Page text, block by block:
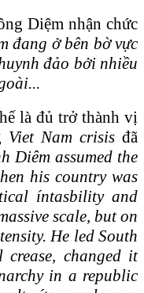
Diệm nhận chức
đang ở bên bờ vực
đảo bởi nhiều
là đủ trở thành vị
Viet Nam crisisđã
Diêm assumed the
his country was
íntasbility and
scale, but on
He led South
changed it
in a republic